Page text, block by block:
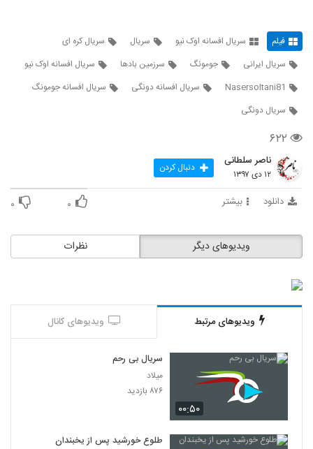
فیلم سریال افسانه اوک نیو سریال
سریال کره ای
سریال ایرانی
جومونگ سرزمین بادها
سریال افسانه اوک نیو
Nasersoltani81
سریال افسانه دونگی
سریال افسانه جومونگ
سریال دونگی
۶۲۲
ناصر سلطانی
۱۲ دی ۱۳۹۷ دنبال کردن
دانلود بیشتر ۰ ۰
نظرات ویدیوهای دیگر
ویدیوهای مرتبط ویدیوهای کانال
۰۰:۵۰
سریال بی رحم
میلاد
۸۷۶ بازدید
طلوع خورشید پس از یخبندان